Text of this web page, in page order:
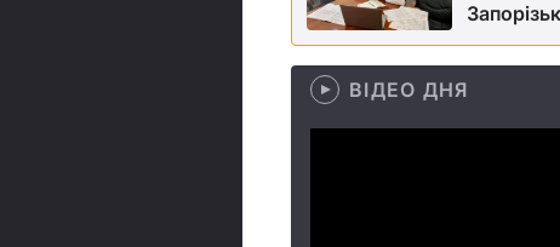
ВІДЕО ДНЯ